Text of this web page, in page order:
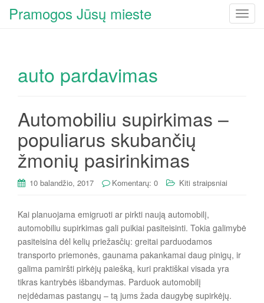
T
Pramogos Jūsų mieste
auto pardavimas
Automobiliu supirkimas –
populiarus skubančių
žmonių pasirinkimas
10 balandžio, 2017 Komentarų: 0 Kiti straipsniai
Kai planuojama emigruoti ar pirkti naują automobilį,
automobiliu supirkimas gali puikiai pasiteisinti. Tokia galimybė
pasiteisina dėl kelių priežasčių: greitai parduodamos
transporto priemonės, gaunama pakankamai daug pinigų, ir
galima pamiršti pirkėjų paiešką, kuri praktiškai visada yra
tikras kantrybės išbandymas. Parduok automobilį
neįdėdamas pastangų – tą jums žada daugybę supirkėjų.